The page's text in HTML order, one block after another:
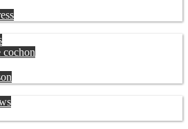
cochon